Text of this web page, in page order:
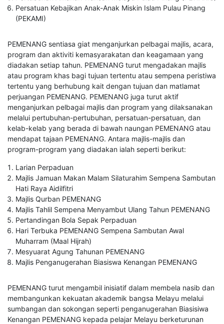
Persatuan Kebajikan Anak-Anak Miskin Islam Pulau Pinang
(PEKAMI)
PEMENANG sentiasa giat menganjurkan pelbagai majlis, acara,
program dan aktiviti kemasyarakatan dan keagamaan yang
diadakan setiap tahun. PEMENANG turut mengadakan majlis
atau program khas bagi tujuan tertentu atau sempena peristiwa
tertentu yang berhubung kait dengan tujuan dan matlamat
perjuangan PEMENANG. PEMENANG juga turut aktif
menganjurkan pelbagai majlis dan program yang dilaksanakan
melalui pertubuhan-pertubuhan, persatuan-persatuan, dan
kelab-kelab yang berada di bawah naungan PEMENANG atau
mendapat tajaan PEMENANG. Antara majlis-majlis dan
program-program yang diadakan ialah seperti berikut:
Larian Perpaduan
Majlis Jamuan Makan Malam Silaturahim Sempena Sambutan
Hati Raya Aidilfitri
Majlis Qurban PEMENANG
Majlis Tahlil Sempena Menyambut Ulang Tahun PEMENANG
Pertandingan Bola Sepak Perpaduan
Hari Terbuka PEMENANG Sempena Sambutan Awal
Muharram (Maal Hijrah)
Mesyuarat Agung Tahunan PEMENANG
Majlis Penganugerahan Biasiswa Kenangan PEMENANG
PEMENANG turut mengambil inisiatif dalam membela nasib dan
membangunkan kekuatan akademik bangsa Melayu melalui
sumbangan dan sokongan seperti penganugerahan Biasisiwa
Kenangan PEMENANG kepada pelajar Melayu berketurunan